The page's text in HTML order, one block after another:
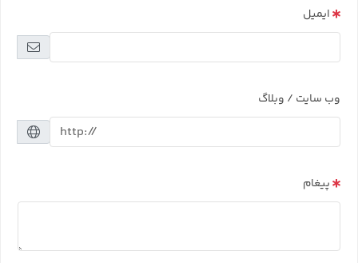
ایمیل
وب سایت / وبلاگ
پیغام